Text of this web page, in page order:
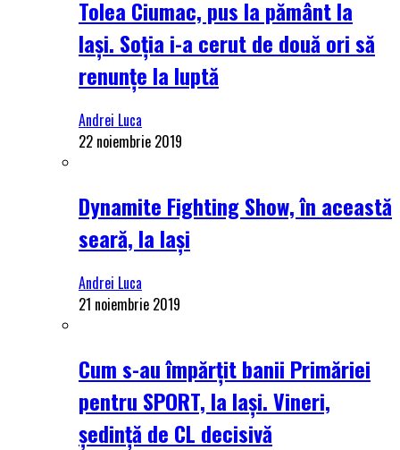
Tolea Ciumac, pus la pământ la
Iași. Soția i-a cerut de două ori să
renunțe la luptă
Andrei Luca
22 noiembrie 2019
Dynamite Fighting Show, în această
seară, la Iași
Andrei Luca
21 noiembrie 2019
Cum s-au împărțit banii Primăriei
pentru SPORT, la Iași. Vineri,
ședință de CL decisivă